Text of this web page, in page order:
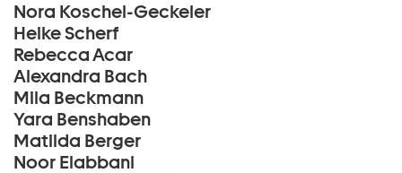
Nora Koschel-Geckeler
Heike Scherf
Rebecca Acar
Alexandra Bach
Mila Beckmann
Yara Benshaben
Matilda Berger
Noor Elabbani